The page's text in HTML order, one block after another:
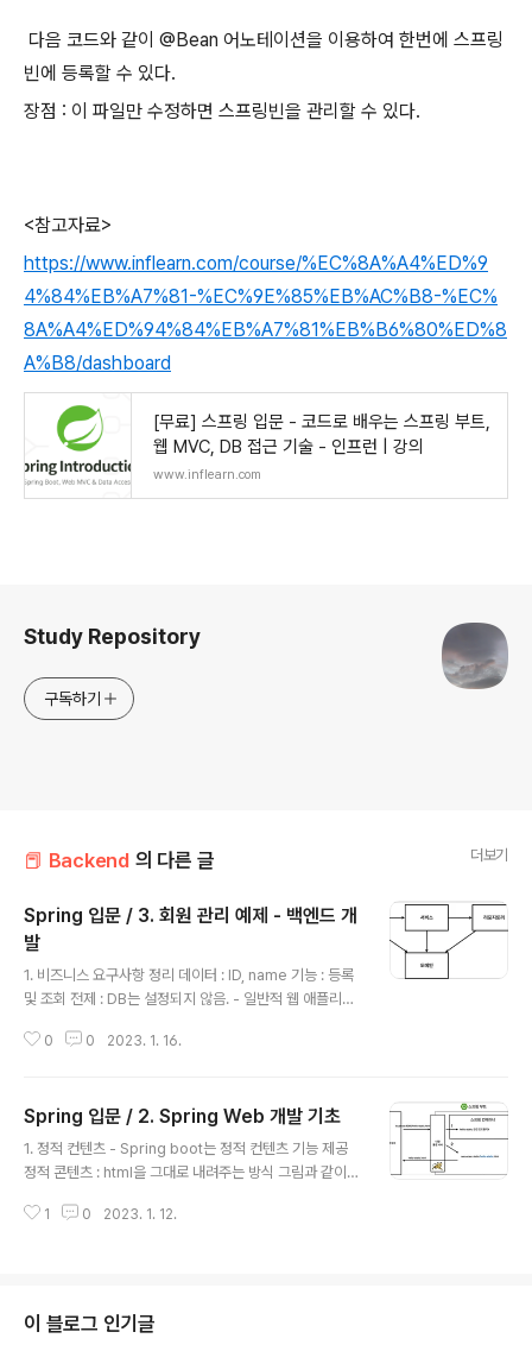
다음 코드와 같이 @Bean 어노테이션을 이용하여 한번에 스프링
빈에 등록할 수 있다.
장점 : 이 파일만 수정하면 스프링빈을 관리할 수 있다.
<참고자료>
https://www.inflearn.com/course/%EC%8A%A4%ED%9
4%84%EB%A7%81-%EC%9E%85%EB%AC%B8-%EC%
8A%A4%ED%94%84%EB%A7%81%EB%B6%80%ED%8
A%B8/dashboard
[무료] 스프링 입문 - 코드로 배우는 스프링 부트,
웹 MVC, DB 접근 기술 - 인프런 | 강의
www.inflearn.com
Study Repository
구독하기
📕 Backend 의 다른 글 더보기
Spring 입문 / 3. 회원 관리 예제 - 백엔드 개
발
1. 비즈니스 요구사항 정리 데이터 : ID, name 기능 : 등록
및 조회 전제 : DB는 설정되지 않음. - 일반적 웹 애플리케
스 : 핵심 비즈니스 로직 구현 3. 리포지토리 : DB에 접근,
관리됨. - 클래스 의존관계 - DB가 선정되지 않은 상황이
라 우선 인터페이스로 구현 클래스를 변경할수 있도록 설
계 - 데이터 저장소(DB)는 RDB, NoSQL 등등 다양한 저
발 단계에서는 구현체로 가벼운 메모리 기반의 데이터 저
0 0 2023. 1. 16.
Spring 입문 / 2. Spring Web 개발 기초
1. 정적 컨텐츠 - Spring boot는 정적 컨텐츠 기능 제공
정적 콘텐츠 : html을 그대로 내려주는 방식 그림과 같이
lo-static.html을 찾아보고 hello-static 관련 컨트롤러
청받은 페이지를 스프링 컨테이너의 Controller에 매핑된
name이 있으면 해당 name의 model을 통해 처리한 후
1 0 2023. 1. 12.
이 블로그 인기글